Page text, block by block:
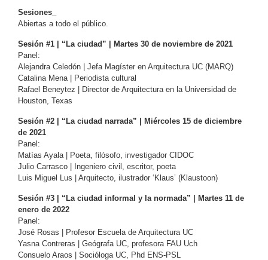
Sesiones_
Abiertas a todo el público.
Sesión #1 | “La ciudad” | Martes 30 de noviembre de 2021
Panel:
Alejandra Celedón | Jefa Magíster en Arquitectura UC (MARQ)
Catalina Mena | Periodista cultural
Rafael Beneytez | Director de Arquitectura en la Universidad de
Houston, Texas
Sesión #2 | “La ciudad narrada” | Miércoles 15 de diciembre
de 2021
Panel:
Matías Ayala | Poeta, filósofo, investigador CIDOC
Julio Carrasco | Ingeniero civil, escritor, poeta
Luis Miguel Lus | Arquitecto, ilustrador ‘Klaus’ (Klaustoon)
Sesión #3 | “La ciudad informal y la normada” | Martes 11 de
enero de 2022
Panel:
José Rosas | Profesor Escuela de Arquitectura UC
Yasna Contreras | Geógrafa UC, profesora FAU Uch
Consuelo Araos | Socióloga UC, Phd ENS-PSL